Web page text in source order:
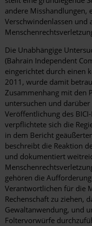
andere Misshandlungen,
Verschwindenlassen und
Die Unabhängige
(Bahrain Independent
eingerichtet durch einen
2011, wurde damit
Zusammenhang mit den
untersuchen und
Veröffentlichung des
verpflichtete sich die
in dem Bericht
beschreibt die Reaktion
und dokumentiert
gehören die
Verantwortlichen für die
Rechenschaft zu ziehen,
Gewaltanwendung, und
Foltervorwürfe